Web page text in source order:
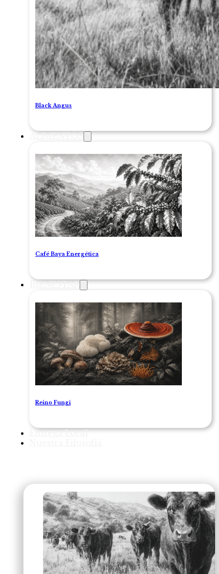
Black Angus
ALIMENTOS
Café Baya Energética
BIENESTAR
Reino Fungi
Entrega Local